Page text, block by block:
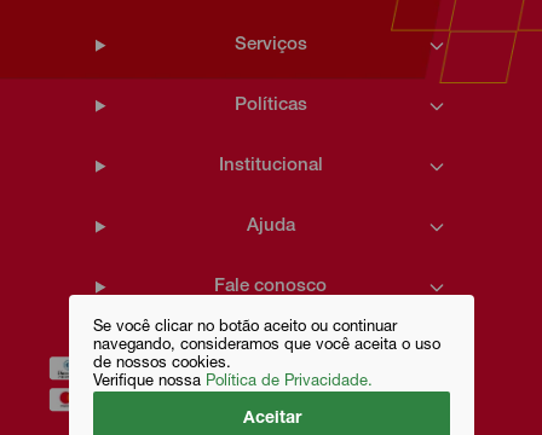
Se você clicar no botão aceito ou continuar
navegando, consideramos que você aceita o uso
de nossos cookies.
Verifique nossa Política de Privacidade.
Aceitar
Serviços
Políticas
Institucional
Ajuda
Fale conosco